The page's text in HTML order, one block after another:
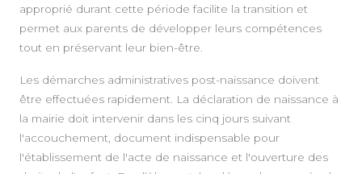
approprié durant cette période facilite la transition et
permet aux parents de développer leurs compétences
tout en préservant leur bien-être.
Les démarches administratives post-naissance doivent
être effectuées rapidement. La déclaration de naissance à
la mairie doit intervenir dans les cinq jours suivant
l'accouchement, document indispensable pour
l'établissement de l'acte de naissance et l'ouverture des